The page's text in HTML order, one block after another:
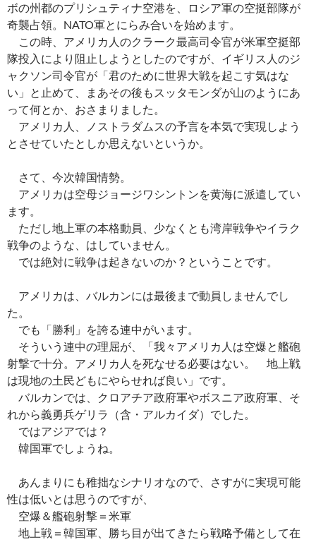
ボの州都のプリシュティナ空港を、ロシア軍の空挺部隊が
奇襲占領。NATO軍とにらみ合いを始めます。
この時、アメリカ人のクラーク最高司令官が米軍空挺部
隊投入により阻止しようとしたのですが、イギリス人のジ
ャクソン司令官が「君のために世界大戦を起こす気はな
い」と止めて、まあその後もスッタモンダが山のようにあ
って何とか、おさまりました。
アメリカ人、ノストラダムスの予言を本気で実現しよう
とさせていたとしか思えないというか。
さて、今次韓国情勢。
アメリカは空母ジョージワシントンを黄海に派遣してい
ます。
ただし地上軍の本格動員、少なくとも湾岸戦争やイラク
戦争のような、はしていません。
では絶対に戦争は起きないのか？ということです。
アメリカは、バルカンには最後まで動員しませんでし
た。
でも「勝利」を誇る連中がいます。
そういう連中の理屈が、「我々アメリカ人は空爆と艦砲
射撃で十分。アメリカ人を死なせる必要はない。 地上戦
は現地の土民どもにやらせれば良い」です。
バルカンでは、クロアチア政府軍やボスニア政府軍、そ
れから義勇兵ゲリラ（含・アルカイダ）でした。
ではアジアでは？
韓国軍でしょうね。
あんまりにも稚拙なシナリオなので、さすがに実現可能
性は低いとは思うのですが、
空爆＆艦砲射撃＝米軍
地上戦＝韓国軍、勝ち目が出てきたら戦略予備として在